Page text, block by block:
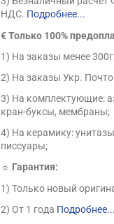
НДС. Подробнее...
€ Только 100%
1) На заказы менее
2) На заказы Укр.
3) На комплектующие:
кран-буксы, мембраны;
4) На керамику:
писсуары;
☼ Гарантия:
1) Только новый
2) От 1 года Подробнее...